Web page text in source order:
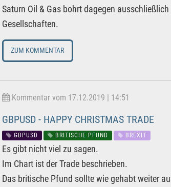
Saturn Oil & Gas bohrt dagegen
Gesellschaften.
ZUM KOMMENTAR
Kommentar vom 17.12.2019 | 14:51
GBPUSD - HAPPY CHRISTMAS TRADE
GBPUSD BRITISCHE PFUND BREXIT
Es gibt nicht viel zu sagen.
Im Chart ist der Trade beschrieben.
Das britische Pfund sollte wie gehabt weiter